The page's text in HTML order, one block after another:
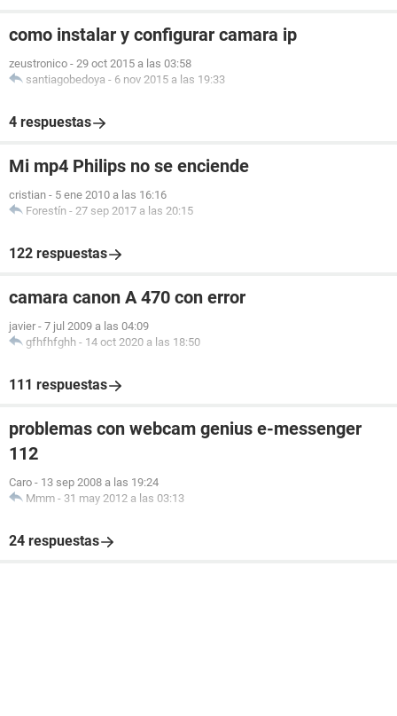
como instalar y configurar camara ip
zeustronico - 29 oct 2015 a las 03:58
santiagobedoya - 6 nov 2015 a las 19:33
4 respuestas
Mi mp4 Philips no se enciende
cristian - 5 ene 2010 a las 16:16
Forestín - 27 sep 2017 a las 20:15
122 respuestas
camara canon A 470 con error
javier - 7 jul 2009 a las 04:09
gfhfhfghh - 14 oct 2020 a las 18:50
111 respuestas
problemas con webcam genius e-messenger
112
Caro - 13 sep 2008 a las 19:24
Mmm - 31 may 2012 a las 03:13
24 respuestas